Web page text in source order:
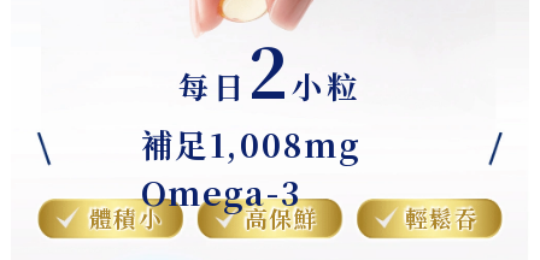
每日 2小粒
補足1,008mg
Omega-3
高保鮮
體積小 輕鬆吞